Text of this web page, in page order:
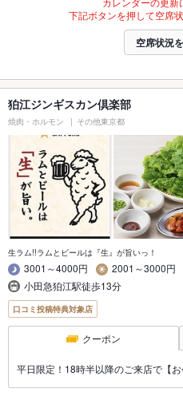
下記ボタンを押して空席
空席状況
狛江ジンギスカン倶楽部
焼肉・ホルモン その他東京都
生ラム!!ラムとビールは『生』が旨いっ！
3001～4000円
2001～3000円
小田急狛江駅徒歩13分
口コミ投稿特典対象店
クーポン
平日限定！18時半以降のご来店で【